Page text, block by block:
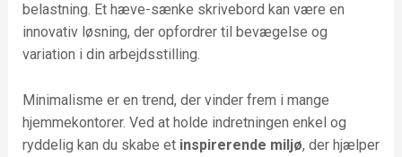
belastning. Et hæve-sænke skrivebord kan være en
innovativ løsning, der opfordrer til bevægelse og
variation i din arbejdsstilling.
Minimalisme er en trend, der vinder frem i mange
hjemmekontorer. Ved at holde indretningen enkel og
ryddelig kan du skabe et inspirerende miljø, der hjælper